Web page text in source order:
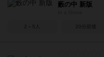
藪の中 新版
2～5人 20分前後